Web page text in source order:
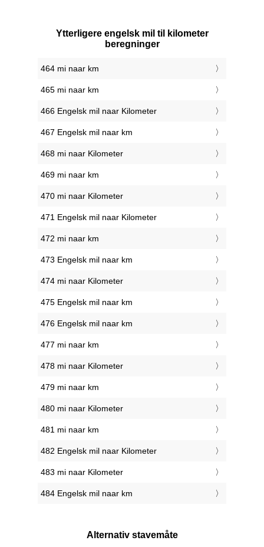
Ytterligere engelsk mil til kilometer
beregninger
464 mi naar km
465 mi naar km
466 Engelsk mil naar Kilometer
467 Engelsk mil naar km
468 mi naar Kilometer
469 mi naar km
470 mi naar Kilometer
471 Engelsk mil naar Kilometer
472 mi naar km
473 Engelsk mil naar km
474 mi naar Kilometer
475 Engelsk mil naar km
476 Engelsk mil naar km
477 mi naar km
478 mi naar Kilometer
479 mi naar km
480 mi naar Kilometer
481 mi naar km
482 Engelsk mil naar Kilometer
483 mi naar Kilometer
484 Engelsk mil naar km
Alternativ stavemåte